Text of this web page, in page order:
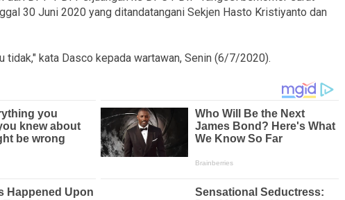
30 Juni 2020 yang ditandatangani Sekjen Hasto Kristiyanto dan
tidak," kata Dasco kepada wartawan, Senin (6/7/2020).